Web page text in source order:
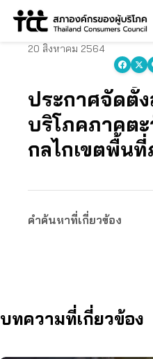
Skip
20 สิงหาคม 2564
ประกาศจัดตั้
บริโภคภาคต
กลไกเขตพื้น
คำค้นหาที่เกี่ยวข้อง
บทความที่เกี่ยวข้อง